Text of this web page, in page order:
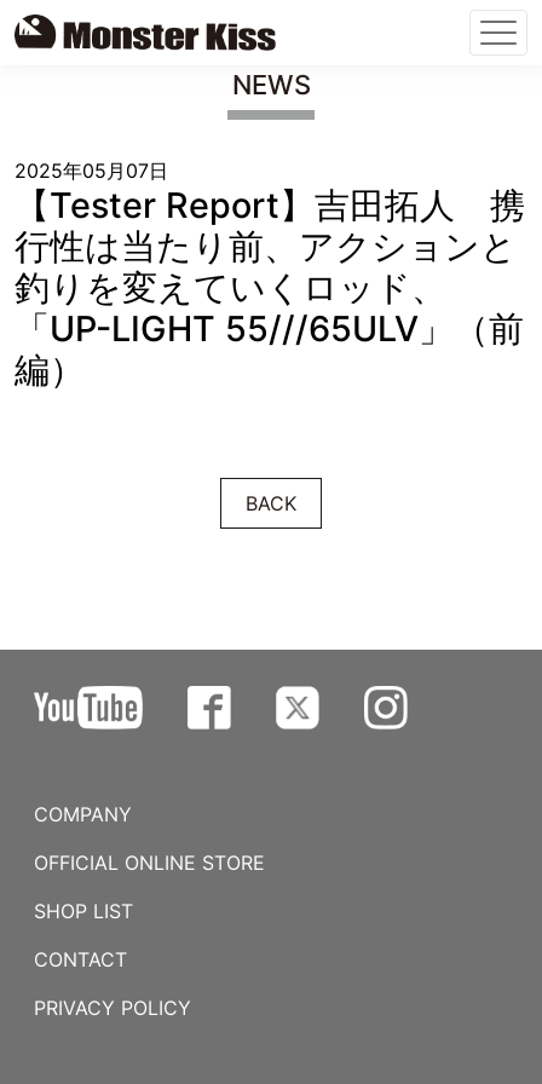
NEWS
2025年05月07日
【Tester Report】吉田拓人 携
行性は当たり前、アクションと
釣りを変えていくロッド、
「UP-LIGHT 55///65ULV」（前
編）
BACK
COMPANY
OFFICIAL ONLINE STORE
SHOP LIST
CONTACT
PRIVACY POLICY